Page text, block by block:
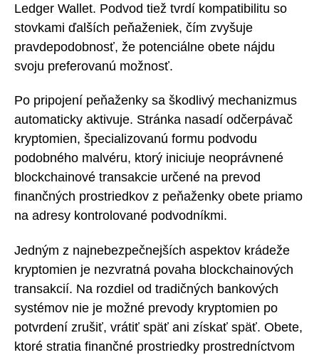
Ledger Wallet. Podvod tiež tvrdí kompatibilitu so
stovkami ďalších peňaženiek, čím zvyšuje
pravdepodobnosť, že potenciálne obete nájdu
svoju preferovanú možnosť.
Po pripojení peňaženky sa škodlivý mechanizmus
automaticky aktivuje. Stránka nasadí odčerpávač
kryptomien, špecializovanú formu podvodu
podobného malvéru, ktorý iniciuje neoprávnené
blockchainové transakcie určené na prevod
finančných prostriedkov z peňaženky obete priamo
na adresy kontrolované podvodníkmi.
Jedným z najnebezpečnejších aspektov krádeže
kryptomien je nezvratná povaha blockchainových
transakcií. Na rozdiel od tradičných bankových
systémov nie je možné prevody kryptomien po
potvrdení zrušiť, vrátiť späť ani získať späť. Obete,
ktoré stratia finančné prostriedky prostredníctvom